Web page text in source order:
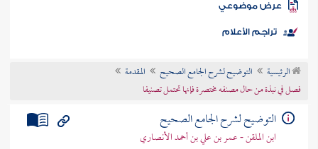
الكتب
موضوعي
تراجم الأعلام
الرئيسية التوضيح لشرح الجامع الصحيح
المقدمة
فصل في نبذة من حال مصنفه مختصرة فإنها تحتمل تصنيفا
التوضيح لشرح الجامع الصحيح
ابن الملقن - عمر بن علي بن أحمد الأنصاري